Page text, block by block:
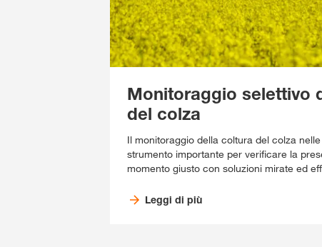
Monitoraggio selettivo
del colza
Il monitoraggio della coltura del colza
strumento importante per verificare la
momento giusto con soluzioni mirate ed
Leggi di più